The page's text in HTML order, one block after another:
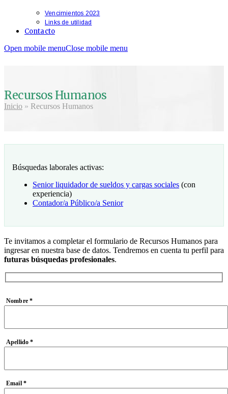
Vencimientos 2023
Links de utilidad
Contacto
Open mobile menuClose mobile menu
Recursos Humanos
Inicio » Recursos Humanos
Búsquedas laborales activas:
Senior liquidador de sueldos y cargas sociales (con
experiencia)
Contador/a Público/a Senior
Te invitamos a completar el formulario de Recursos Humanos para
ingresar en nuestra base de datos. Tendremos en cuenta tu perfil para
futuras búsquedas profesionales.
Nombre *
Apellido *
Email *